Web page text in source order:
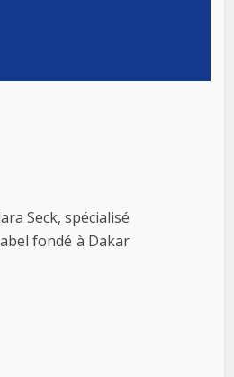
Seck, spécialisé
fondé à Dakar